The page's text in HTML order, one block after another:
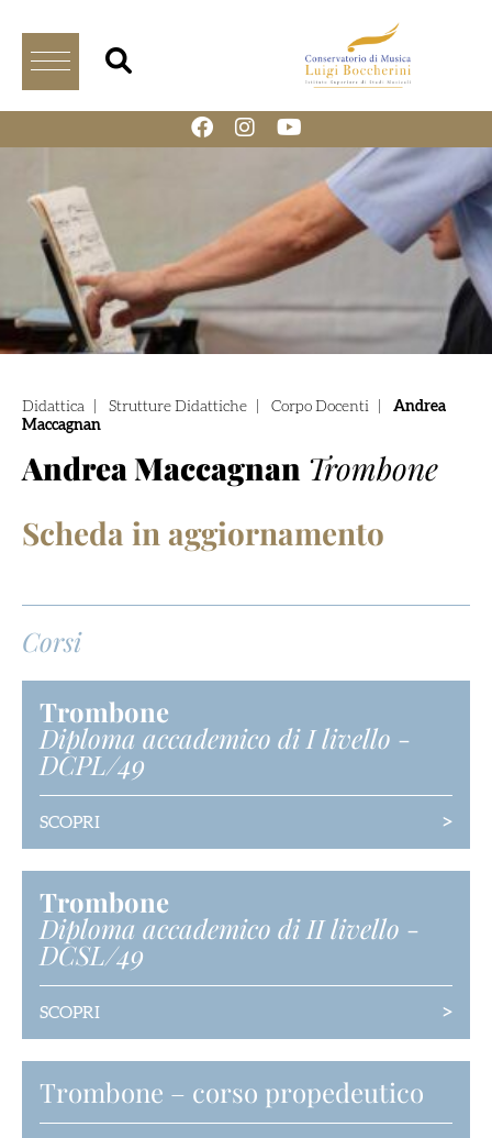
Didattica Strutture Didattiche Corpo Docenti
Andrea
Maccagnan
Andrea Maccagnan Trombone
Scheda in aggiornamento
Corsi
Trombone
Diploma accademico di I livello -
DCPL/49
SCOPRI >
Trombone
Diploma accademico di II livello -
DCSL/49
SCOPRI >
Trombone – corso propedeutico